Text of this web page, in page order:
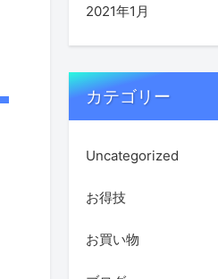
2021年1月
カテゴリー
Uncategorized
お得技
お買い物